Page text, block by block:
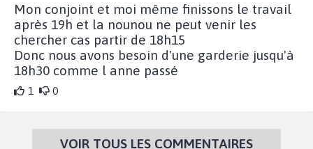
Mon conjoint et moi même finissons le travail
après 19h et la nounou ne peut venir les
chercher cas partir de 18h15
Donc nous avons besoin d'une garderie jusqu'à
18h30 comme l anne passé
1 0
VOIR TOUS LES COMMENTAIRES